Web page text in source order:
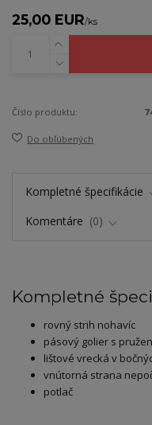
25,00 EUR/ks
Číslo produktu:
Do obľúbených
Kompletné špecifikácie
Komentáre
0
Kompletné
rovný strih nohavíc
pásový golier s
lištové vrecká v
vnútorná strana
potlač